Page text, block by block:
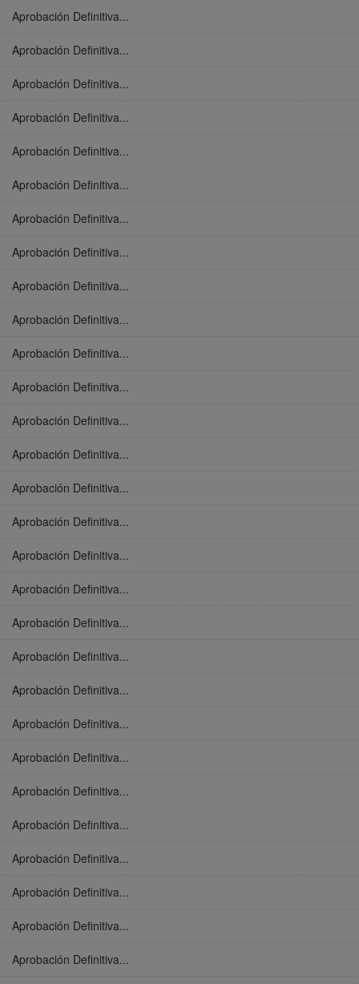
Aprobación Definitiva...
Aprobación Definitiva...
Aprobación Definitiva...
Aprobación Definitiva...
Aprobación Definitiva...
Aprobación Definitiva...
Aprobación Definitiva...
Aprobación Definitiva...
Aprobación Definitiva...
Aprobación Definitiva...
Aprobación Definitiva...
Aprobación Definitiva...
Aprobación Definitiva...
Aprobación Definitiva...
Aprobación Definitiva...
Aprobación Definitiva...
Aprobación Definitiva...
Aprobación Definitiva...
Aprobación Definitiva...
Aprobación Definitiva...
Aprobación Definitiva...
Aprobación Definitiva...
Aprobación Definitiva...
Aprobación Definitiva...
Aprobación Definitiva...
Aprobación Definitiva...
Aprobación Definitiva...
Aprobación Definitiva...
Aprobación Definitiva...